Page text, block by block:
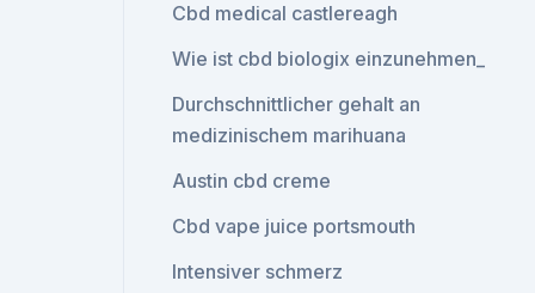
Cbd medical castlereagh
Wie ist cbd biologix einzunehmen_
Durchschnittlicher gehalt an
medizinischem marihuana
Austin cbd creme
Cbd vape juice portsmouth
Intensiver schmerz